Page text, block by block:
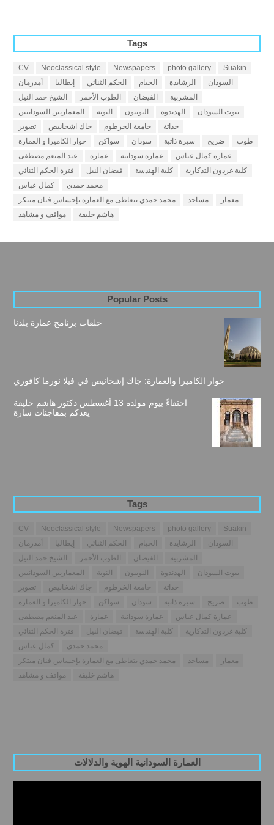
Tags
CV Neoclassical style Newspapers photo gallery
Suakin
أمدرمان
إيطاليا الحكم الثنائي الخيام الرشايدة
السودان
الشيخ حمد النيل
الطوب الأحمر الفيضان
المشربية
المعماريين السودانيين
النوبة النوبيون الهدندوة
بيوت السودان
تصوير
جاك اشخانيص جامعة الخرطوم
حداثة
حوار الكاميرا و العمارة
سواكن سودان سيرة ذاتية ضريح
طوب
عبد المنعم مصطفى
عمارة عمارة سودانية
عمارة كمال عباس
فترة الحكم الثنائي
فيضان النيل كلية الهندسة
كلية غردون التذكارية
كمال عباس
محمد حمدي
محمد حمدي يتعاطى مع العمارة بإحساس فنان مبتكر
مساجد
معمار
مواقف و مشاهد
هاشم خليفة
Popular Posts
حلقات برنامج عمارة بلدنا
حوار الكاميرا والعمارة: جاك إشخانيص في فيلا نورما كافوري
احتفاءً بيوم مولده 13 أغسطس دكتور هاشم خليفة
يعدكم بمفاجئات سارة
Tags
CV Neoclassical style Newspapers photo gallery
Suakin
أمدرمان
إيطاليا الحكم الثنائي الخيام الرشايدة
السودان
الشيخ حمد النيل
الطوب الأحمر الفيضان
المشربية
المعماريين السودانيين
النوبة النوبيون الهدندوة
بيوت السودان
تصوير
جاك اشخانيص جامعة الخرطوم
حداثة
حوار الكاميرا و العمارة
سواكن سودان سيرة ذاتية ضريح
طوب
عبد المنعم مصطفى
عمارة عمارة سودانية
عمارة كمال عباس
فترة الحكم الثنائي
فيضان النيل كلية الهندسة
كلية غردون التذكارية
كمال عباس
محمد حمدي
محمد حمدي يتعاطى مع العمارة بإحساس فنان مبتكر
مساجد
معمار
مواقف و مشاهد
هاشم خليفة
العمارة السودانية الهوية والدلالات